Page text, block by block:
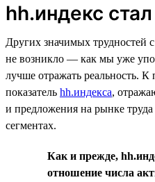
hh.индекс
Других значимых трудностей
не возникло — как мы уже
лучше отражать реальность. К
показатель hh.индекса,
и предложения на рынке
сегментах.
Как и прежде,
отношение числа